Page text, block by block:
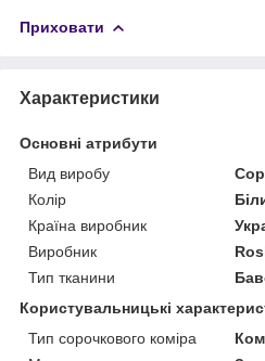
Приховати
Характеристики
Основні атрибути
Вид виробу
Колір
Країна виробник
Виробник
Тип тканини
Користувальницькі
Тип сорочкового коміра